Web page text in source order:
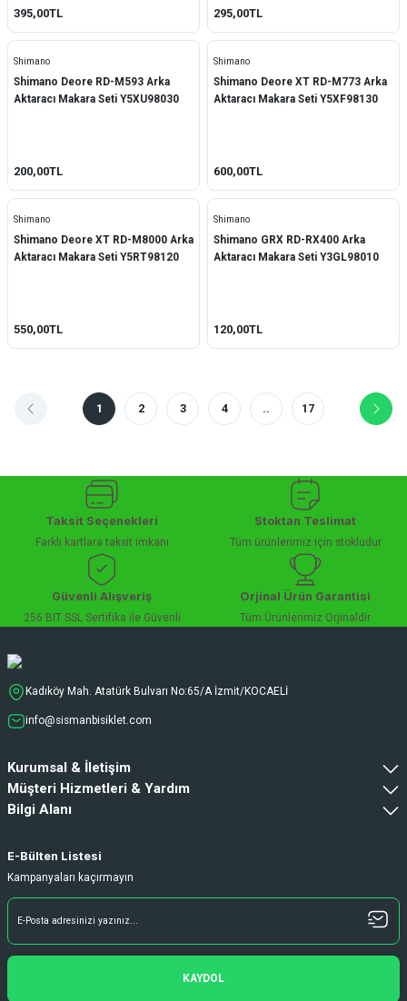
395,00TL 295,00TL
Shimano
Shimano Deore RD-M593 Arka
Aktaracı Makara Seti Y5XU98030
200,00TL
Shimano
Shimano Deore XT RD-M773 Arka
Aktaracı Makara Seti Y5XF98130
600,00TL
Shimano
Shimano Deore XT RD-M8000 Arka
Aktaracı Makara Seti Y5RT98120
550,00TL
Shimano
Shimano GRX RD-RX400 Arka
Aktaracı Makara Seti Y3GL98010
120,00TL
1 2 3 4 .. 17
Taksit Seçenekleri
Farklı kartlara taksit imkanı
Stoktan Teslimat
Tüm ürünlerimiz için stokludur
Güvenli Alışveriş
256 BIT SSL Sertifika ile Güvenli
Orjinal Ürün Garantisi
Tüm Ürünlerimiz Orjinaldir
Kadıköy Mah. Atatürk Bulvarı No:65/A İzmit/KOCAELİ
info@sismanbisiklet.com
Kurumsal & İletişim
Müşteri Hizmetleri & Yardım
Bilgi Alanı
E-Bülten Listesi
Kampanyaları kaçırmayın
KAYDOL